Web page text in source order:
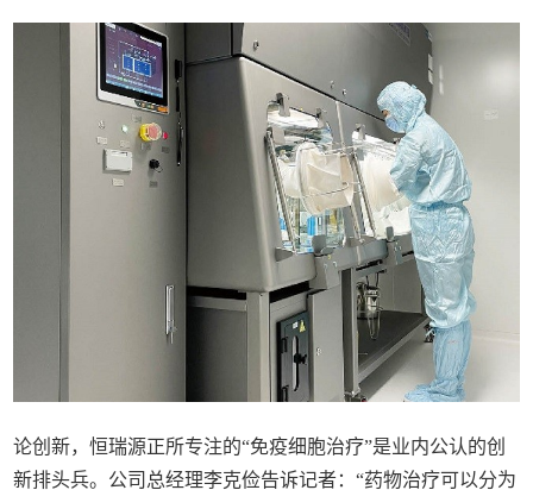
论创新，恒瑞源正所专注的“免疫细胞治疗”是业内公认的创
新排头兵。公司总经理李克俭告诉记者：“药物治疗可以分为